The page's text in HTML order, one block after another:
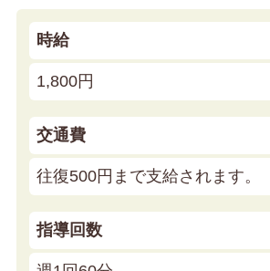
時給
1,800円
交通費
往復500円まで支給されます。
指導回数